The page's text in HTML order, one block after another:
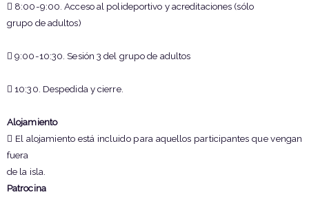
 8:00-9:00. Acceso al polideportivo y acreditaciones (sólo
grupo de adultos)
 9:00-10:30. Sesión 3 del grupo de adultos
 10:30. Despedida y cierre.
Alojamiento
 El alojamiento está incluido para aquellos participantes que vengan
fuera
de la isla.
Patrocina